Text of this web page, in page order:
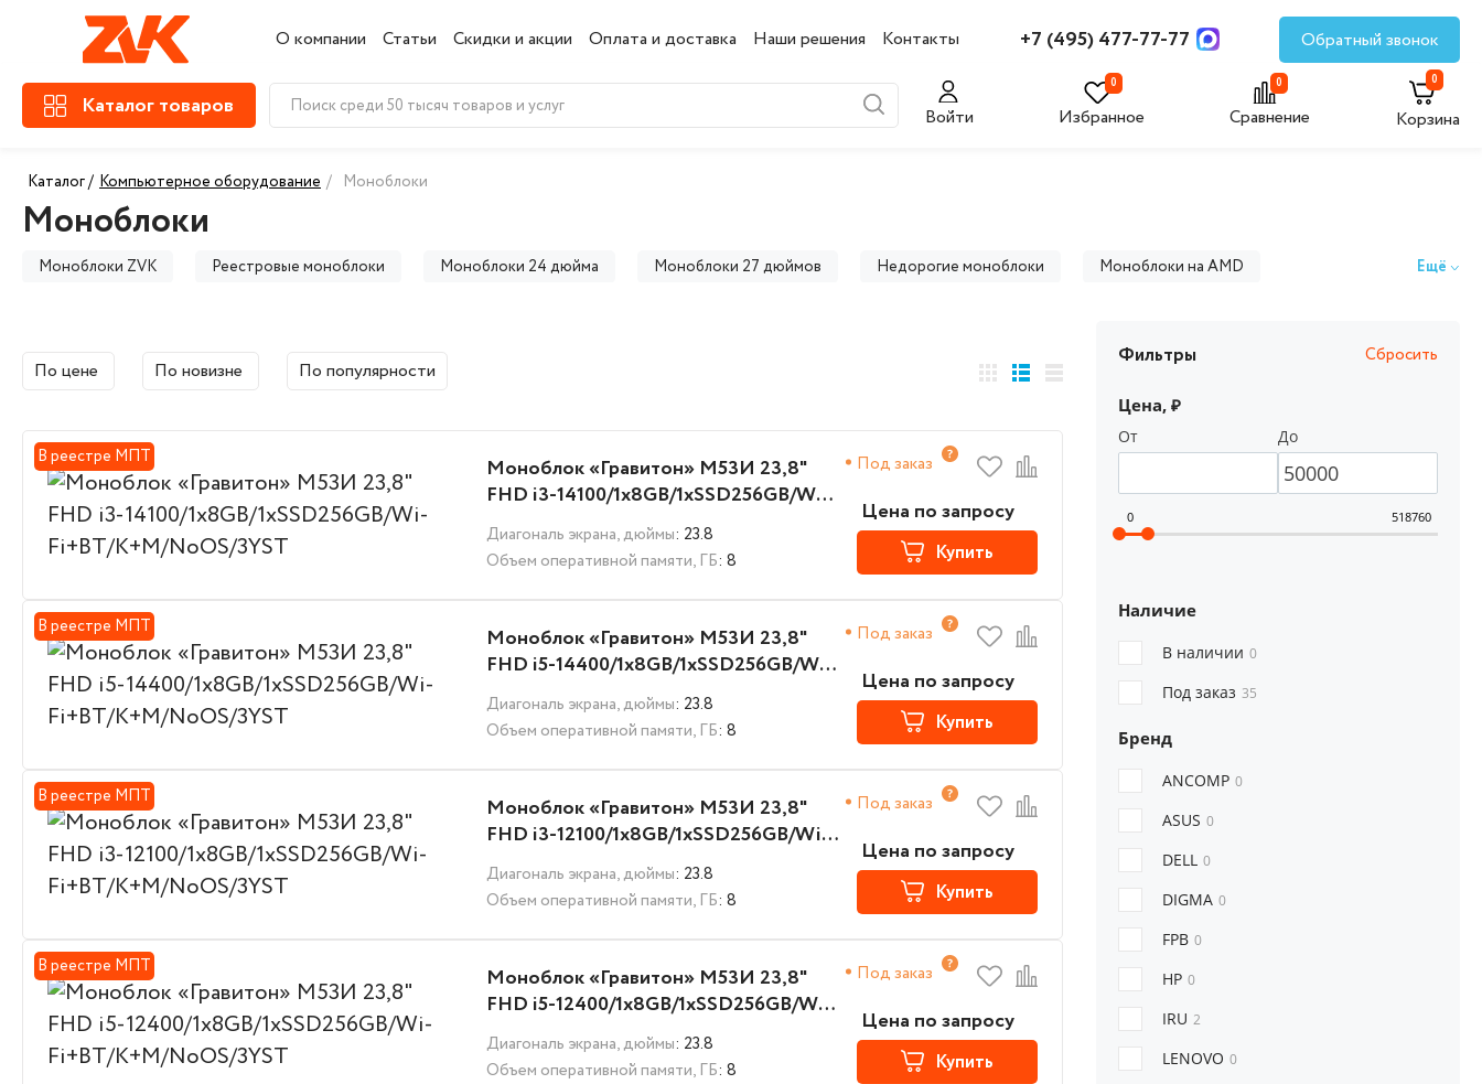
О компании Статьи Скидки и акции Оплата и доставка Наши решения Контакты +7 (495) 477-77-77 Обратный звонок
Каталог товаров Войти
0
Избранное
0
Сравнение
0
Корзина
Каталог / Компьютерное оборудование / Моноблоки
Моноблоки
Моноблоки ZVK Реестровые моноблоки Моноблоки 24 дюйма Моноблоки 27 дюймов Недорогие моноблоки Моноблоки на AMD Ещё
По цене По новизне По популярности
В реестре МПТ
Моноблок «Гравитон» М53И 23,8"
FHD i3-14100/1x8GB/1xSSD256GB/Wi-
Fi+BT/K+M/NoOS/3YST
Диагональ экрана, дюймы: 23.8
Объем оперативной памяти, ГБ: 8
Цена по запросу
Под заказ
Купить
В реестре МПТ
Моноблок «Гравитон» М53И 23,8"
FHD i5-14400/1x8GB/1xSSD256GB/Wi-
Fi+BT/K+M/NoOS/3YST
Диагональ экрана, дюймы: 23.8
Объем оперативной памяти, ГБ: 8
Цена по запросу
Под заказ
Купить
В реестре МПТ
Моноблок «Гравитон» М53И 23,8"
FHD i3-12100/1x8GB/1xSSD256GB/Wi-
Fi+BT/K+M/NoOS/3YST
Диагональ экрана, дюймы: 23.8
Объем оперативной памяти, ГБ: 8
Цена по запросу
Под заказ
Купить
В реестре МПТ
Моноблок «Гравитон» М53И 23,8"
FHD i5-12400/1x8GB/1xSSD256GB/Wi-
Fi+BT/K+M/NoOS/3YST
Диагональ экрана, дюймы: 23.8
Объем оперативной памяти, ГБ: 8
Цена по запросу
Под заказ
Купить
Фильтры Сбросить
Цена, ₽
От До
0 518760
Наличие
В наличии 0
Под заказ 35
Бренд
ANCOMP 0
ASUS 0
DELL 0
DIGMA 0
FPB 0
HP 0
IRU 2
LENOVO 0